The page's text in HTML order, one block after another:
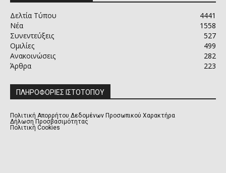
Δελτία Τύπου
4441
Νέα
1558
Συνεντεύξεις
527
Ομιλίες
499
Ανακοινώσεις
282
Άρθρα
223
ΠΛΗΡΟΦΟΡΙΕΣ ΙΣΤΟΤΟΠΟΥ
Πολιτική Απορρήτου Δεδομένων Προσωπικού Χαρακτήρα
Δήλωση Προσβασιμότητας
Πολιτική Cookies